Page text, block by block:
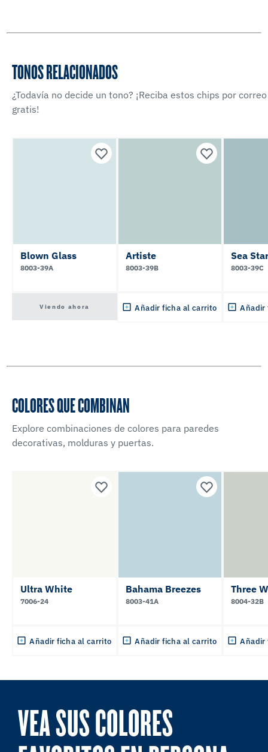
TONOS RELACIONADOS
¿Todavía no decide un tono? ¡Reciba estos chips por correo
gratis!
Blown Glass
8003-39A
Viendo ahora
Artiste
8003-39B
Añadir ficha al carrito
Sea Star
8003-39C
Añadir
COLORES QUE COMBINAN
Explore combinaciones de colores para paredes
decorativas, molduras y puertas.
Ultra White
7006-24
Añadir ficha al carrito
Bahama Breezes
8003-41A
Añadir ficha al carrito
Three
8004-32B
Añadir
VEA SUS COLORES